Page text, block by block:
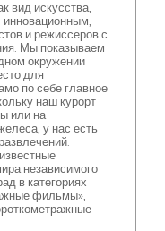
вид искусства,
и режиссеров с
Мы показываем
окружении
для
по себе главное
наш курорт
или на
у нас есть
независимого
в категориях
фильмы»,